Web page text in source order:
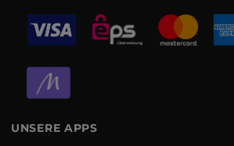
UNSERE APPS